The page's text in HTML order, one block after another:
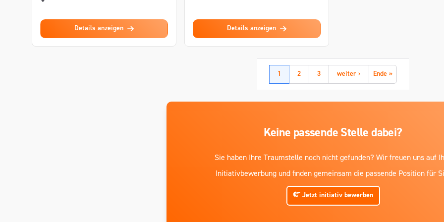
Details anzeigen Details anzeigen
1 2 3 weiter › Ende »
Keine passende Stelle dabei?
Sie haben Ihre Traumstelle noch nicht gefunden? Wir freuen uns auf
Initiativbewerbung und finden gemeinsam die passende Position für
Jetzt initiativ bewerben